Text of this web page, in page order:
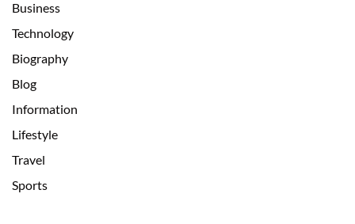
Business
Technology
Biography
Blog
Information
Lifestyle
Travel
Sports